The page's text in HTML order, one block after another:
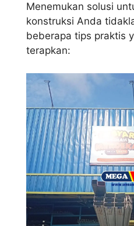
Menemukan solusi
konstruksi Anda
beberapa tips praktis
terapkan: